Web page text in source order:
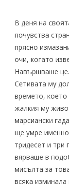
В деня на
почувства
прясно
очи, когато
Навършваше
Сетивата му
времето, което
жалкия му
марсиански
ще умре
тридесет и три
вярваше в
мисълта за
всяка